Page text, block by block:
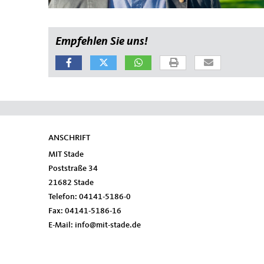
Empfehlen Sie uns!
Fußbereich
ANSCHRIFT
MIT Stade
Poststraße 34
21682 Stade
Telefon: 04141-5186-0
Fax: 04141-5186-16
E-Mail: info@mit-stade.de